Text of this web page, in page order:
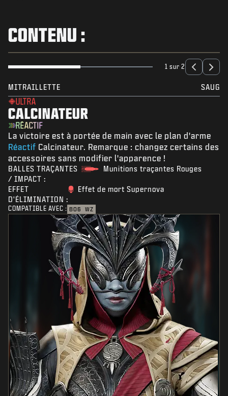
CONNEXION| S'INSCRIRE
CONTENU :
1 sur 2
MITRAILLETTE SAUG
ULTRA
CALCINATEUR
RÉACTIF
La victoire est à portée de main avec le plan d'arme
Réactif Calcinateur. Remarque : changez certains des
accessoires sans modifier l'apparence !
BALLES TRAÇANTES
/ IMPACT :
Munitions traçantes Rouges
EFFET
D'ÉLIMINATION :
Effet de mort Supernova
COMPATIBLE AVEC : BO6 WZ